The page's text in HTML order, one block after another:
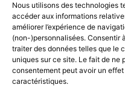
Nous utilisons des technologies
accéder aux informations
améliorer l’expérience de
(non-)personnalisées. Consentir
traiter des données telles que le
uniques sur ce site. Le fait de ne
consentement peut avoir un
caractéristiques.
PART OF THEAMILCAR
ACCUEIL BEST
SHOPPING &